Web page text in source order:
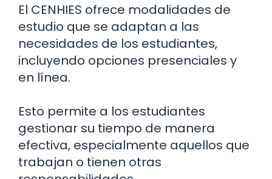
El CENHIES ofrece modalidades de
estudio que se adaptan a las
necesidades de los estudiantes,
incluyendo opciones presenciales y
en línea.
Esto permite a los estudiantes
gestionar su tiempo de manera
efectiva, especialmente aquellos que
trabajan o tienen otras